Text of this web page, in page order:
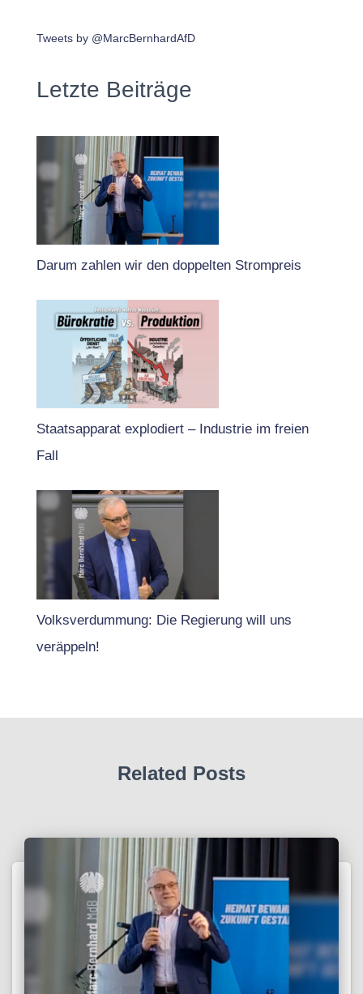
Tweets by @MarcBernhardAfD
Letzte Beiträge
Darum zahlen wir den doppelten Strompreis
Staatsapparat explodiert – Industrie im freien
Fall
Volksverdummung: Die Regierung will uns
veräppeln!
Related Posts